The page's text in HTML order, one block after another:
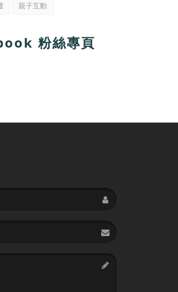
親子互動
粉絲專頁